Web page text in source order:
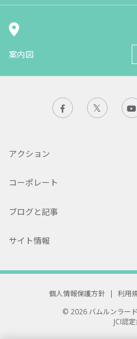
案内図
アクション
コーポレート
ブログと記事
サイト情報
個人情報保護方針 | 利用
© 2026 バムルンラー
JCI認